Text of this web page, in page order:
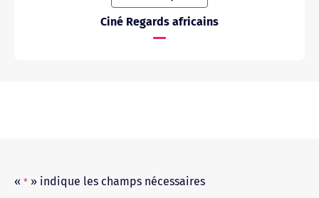
Ciné Regards africains
« * » indique les champs nécessaires